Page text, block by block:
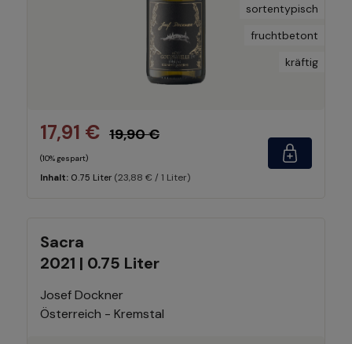
sortentypisch
fruchtbetont
kräftig
17,91 € 19,90 €
(10% gespart)
Inhalt: 0.75 Liter (23,88 € / 1 Liter)
Sacra
2021 | 0.75 Liter
Josef Dockner
Österreich - Kremstal